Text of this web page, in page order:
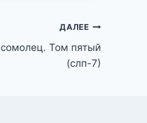
ДАЛЕЕ
Том пятый
(слп-7)